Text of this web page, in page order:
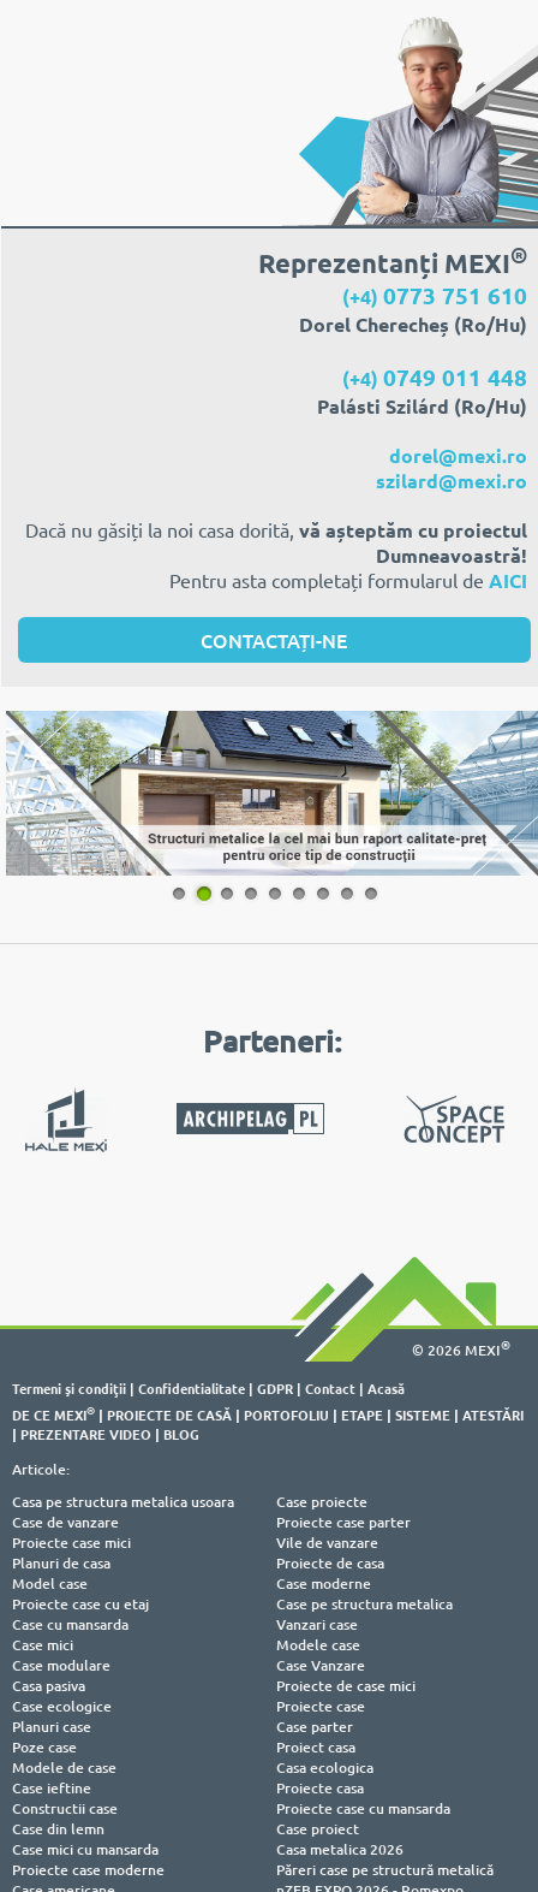
Reprezentanți MEXI®
(+4) 0773 751 610
Dorel Cherecheș (Ro/Hu)
(+4) 0749 011 448
Palásti Szilárd (Ro/Hu)
dorel@mexi.ro
szilard@mexi.ro
Dacă nu găsiți la noi casa dorită, vă așteptăm cu proiectul
Dumneavoastră!
Pentru asta completați formularul de AICI
CONTACTAȚI-NE
1 2 3 4 5 6 7 8 9
Parteneri:
© 2026 MEXI®
Termeni şi condiţii | Confidentialitate | GDPR | Contact | Acasă
DE CE MEXI® | PROIECTE DE CASĂ | PORTOFOLIU | ETAPE | SISTEME | ATESTĂRI
| PREZENTARE VIDEO | BLOG
Articole:
Casa pe structura metalica usoara
Case de vanzare
Proiecte case mici
Planuri de casa
Model case
Proiecte case cu etaj
Case cu mansarda
Case mici
Case modulare
Casa pasiva
Case proiecte
Proiecte case parter
Vile de vanzare
Proiecte de casa
Case moderne
Case pe structura metalica
Vanzari case
Modele case
Case Vanzare
Proiecte de case mici
Case ecologice
Planuri case
Poze case
Modele de case
Case ieftine
Constructii case
Case din lemn
Case mici cu mansarda
Proiecte case moderne
Proiecte case
Case parter
Proiect casa
Casa ecologica
Proiecte casa
Proiecte case cu mansarda
Case proiect
Casa metalica 2026
Păreri case pe structură metalică